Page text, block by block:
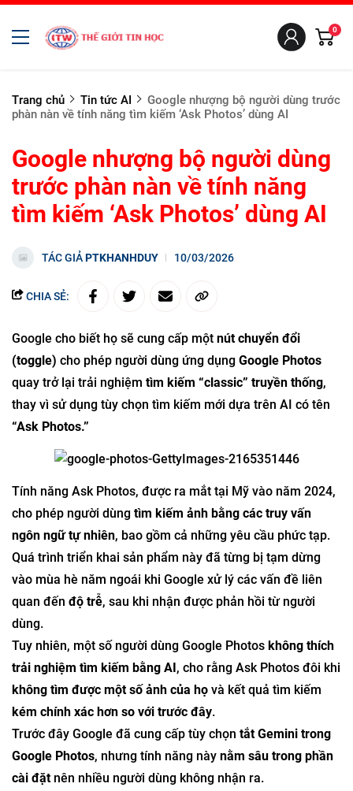
0
Trang chủ Tin tức AI
Google nhượng bộ người dùng trước
phàn nàn về tính năng tìm kiếm ‘Ask Photos’ dùng AI
Google nhượng bộ người dùng
trước phàn nàn về tính năng
tìm kiếm ‘Ask Photos’ dùng AI
TÁC GIẢPTKHANHDUY 10/03/2026
CHIA SẺ:
Google cho biết họ sẽ cung cấp một nút chuyển đổi
(toggle) cho phép người dùng ứng dụng Google Photos
quay trở lại trải nghiệm tìm kiếm “classic” truyền thống,
thay vì sử dụng tùy chọn tìm kiếm mới dựa trên AI có tên
“Ask Photos.”
Tính năng Ask Photos, được ra mắt tại Mỹ vào năm 2024,
cho phép người dùng tìm kiếm ảnh bằng các truy vấn
ngôn ngữ tự nhiên, bao gồm cả những yêu cầu phức tạp.
Quá trình triển khai sản phẩm này đã từng bị tạm dừng
vào mùa hè năm ngoái khi Google xử lý các vấn đề liên
quan đến độ trễ, sau khi nhận được phản hồi từ người
dùng.
Tuy nhiên, một số người dùng Google Photos không thích
trải nghiệm tìm kiếm bằng AI, cho rằng Ask Photos đôi khi
không tìm được một số ảnh của họ và kết quả tìm kiếm
kém chính xác hơn so với trước đây.
Trước đây Google đã cung cấp tùy chọn tắt Gemini trong
Google Photos, nhưng tính năng này nằm sâu trong phần
cài đặtnên nhiều người dùng không nhận ra.